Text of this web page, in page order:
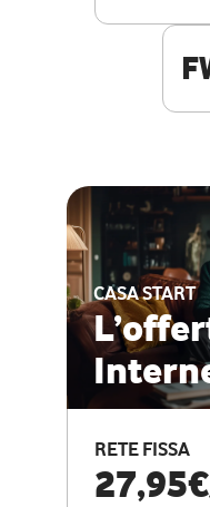
CASA START
RETE FISSA
27,95€